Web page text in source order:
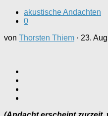
akustische Andachten
0
von Thorsten Thiem · 23.